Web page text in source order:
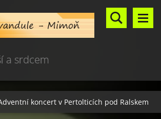
a srdcem
koncert v Pertolticích pod Ralskem